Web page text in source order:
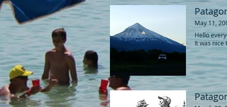
May 11,
​Hello
It was nice